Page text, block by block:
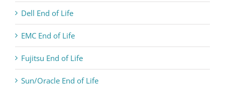
Dell End of Life
EMC End of Life
Fujitsu End of Life
Sun/Oracle End of Life